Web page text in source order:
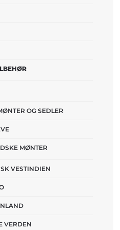
OG SEDLER
MØNTER
VESTINDIEN
VERDEN